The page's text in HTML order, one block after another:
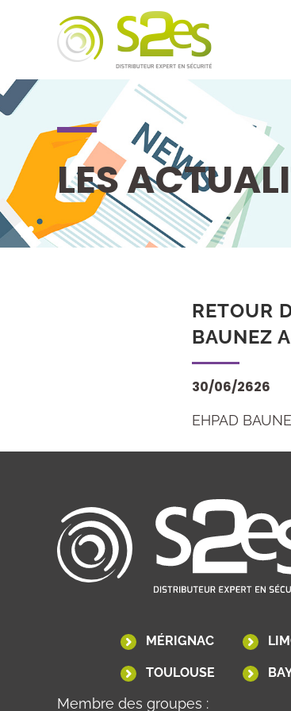
LES
RETOUR
BAUNEZ
30/06/2626
EHPAD
MÉRIGNAC
TOULOUSE
Membre des groupes :